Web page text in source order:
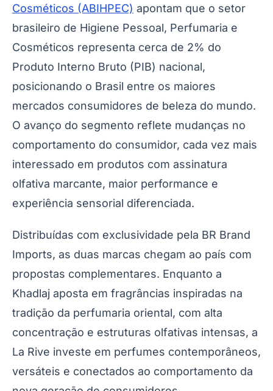
Cosméticos (ABIHPEC) apontam que o setor
brasileiro de Higiene Pessoal, Perfumaria e
Cosméticos representa cerca de 2% do
Produto Interno Bruto (PIB) nacional,
posicionando o Brasil entre os maiores
mercados consumidores de beleza do mundo.
O avanço do segmento reflete mudanças no
comportamento do consumidor, cada vez mais
interessado em produtos com assinatura
olfativa marcante, maior performance e
experiência sensorial diferenciada.
Distribuídas com exclusividade pela BR Brand
Imports, as duas marcas chegam ao país com
propostas complementares. Enquanto a
Khadlaj aposta em fragrâncias inspiradas na
tradição da perfumaria oriental, com alta
concentração e estruturas olfativas intensas, a
La Rive investe em perfumes contemporâneos,
versáteis e conectados ao comportamento da